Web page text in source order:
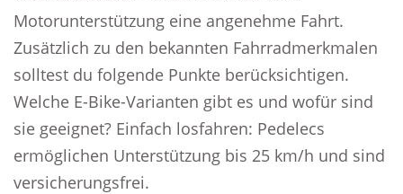
Motorunterstützung eine angenehme Fahrt.
Zusätzlich zu den bekannten Fahrradmerkmalen
solltest du folgende Punkte berücksichtigen.
Welche E-Bike-Varianten gibt es und wofür sind
sie geeignet? Einfach losfahren: Pedelecs
ermöglichen Unterstützung bis 25 km/h und sind
versicherungsfrei.